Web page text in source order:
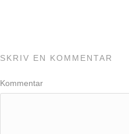
SKRIV EN KOMMENTAR
Kommentar